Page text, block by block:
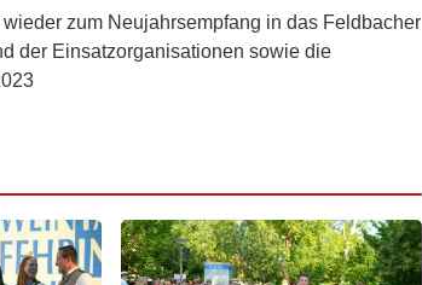
zum Neujahrsempfang in das Feldbacher
der Einsatzorganisationen sowie die